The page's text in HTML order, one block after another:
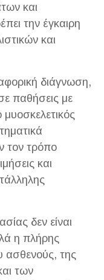
και
την έγκαιρη
και
διάγνωση,
παθήσεις με
τον τρόπο
και
δεν είναι
η πλήρης
ασθενούς, της
των